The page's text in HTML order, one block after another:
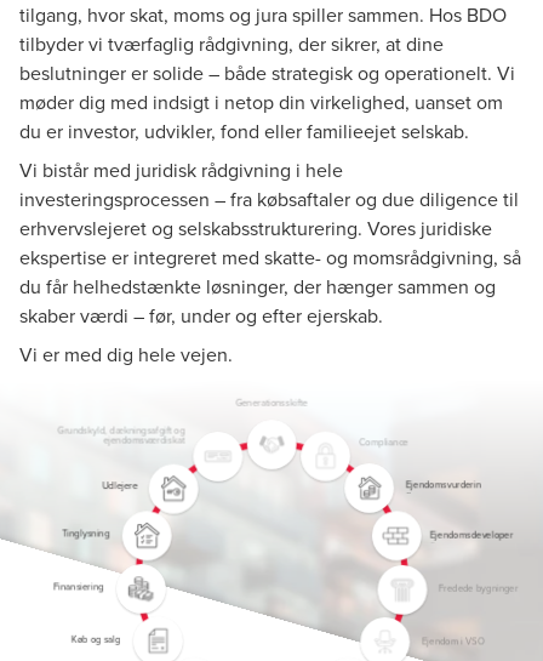
tilgang, hvor skat, moms og jura spiller sammen. Hos BDO
tilbyder vi tværfaglig rådgivning, der sikrer, at dine
beslutninger er solide – både strategisk og operationelt. Vi
møder dig med indsigt i netop din virkelighed, uanset om
du er investor, udvikler, fond eller familieejet selskab.
Vi bistår med juridisk rådgivning i hele
investeringsprocessen – fra købsaftaler og due diligence til
erhvervslejeret og selskabsstrukturering. Vores juridiske
ekspertise er integreret med skatte- og momsrådgivning, så
du får helhedstænkte løsninger, der hænger sammen og
skaber værdi – før, under og efter ejerskab.
Vi er med dig hele vejen.